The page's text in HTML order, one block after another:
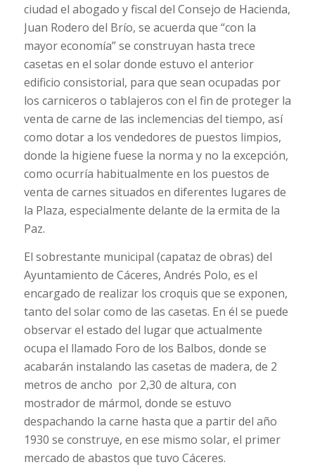
ciudad el abogado y fiscal del Consejo de Hacienda,
Juan Rodero del Brío, se acuerda que “con la
mayor economía” se construyan hasta trece
casetas en el solar donde estuvo el anterior
edificio consistorial, para que sean ocupadas por
los carniceros o tablajeros con el fin de proteger la
venta de carne de las inclemencias del tiempo, así
como dotar a los vendedores de puestos limpios,
donde la higiene fuese la norma y no la excepción,
como ocurría habitualmente en los puestos de
venta de carnes situados en diferentes lugares de
la Plaza, especialmente delante de la ermita de la
Paz.
El sobrestante municipal (capataz de obras) del
Ayuntamiento de Cáceres, Andrés Polo, es el
encargado de realizar los croquis que se exponen,
tanto del solar como de las casetas. En él se puede
observar el estado del lugar que actualmente
ocupa el llamado Foro de los Balbos, donde se
acabarán instalando las casetas de madera, de 2
metros de ancho por 2,30 de altura, con
mostrador de mármol, donde se estuvo
despachando la carne hasta que a partir del año
1930 se construye, en ese mismo solar, el primer
mercado de abastos que tuvo Cáceres.